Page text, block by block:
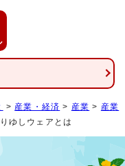
> 産業・経済 > 産業 > 産業
ゆしウェアとは